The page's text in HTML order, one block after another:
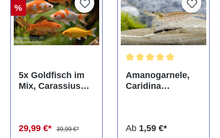
%
5x Goldfisch im
Mix, Carassius
29,99 €*
39,99 €*
Amanogarnele,
Caridina
Ab 1,59 €*